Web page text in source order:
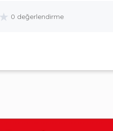
★ 0 değerlendirme